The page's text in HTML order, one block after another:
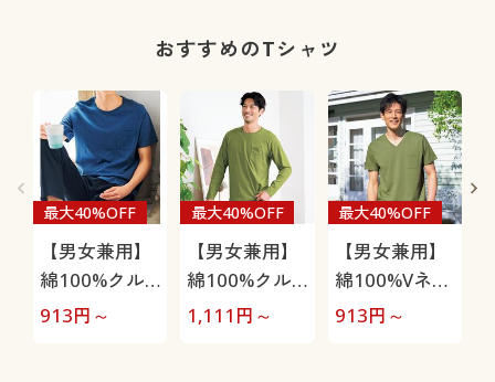
おすすめのTシャツ
【男女兼用】
綿100%クル
ーネックTシ
最大40%OFF
913円～
【男女兼用】
綿100%クル
ーネックTシ
最大40%OFF
1,111 円～
【男女兼用】
綿100%Vネッ
クTシャツ(半
最大40%OFF
913円～